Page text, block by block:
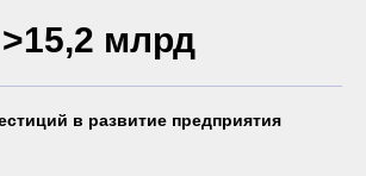
>15,2 млрд
в развитие предприятия